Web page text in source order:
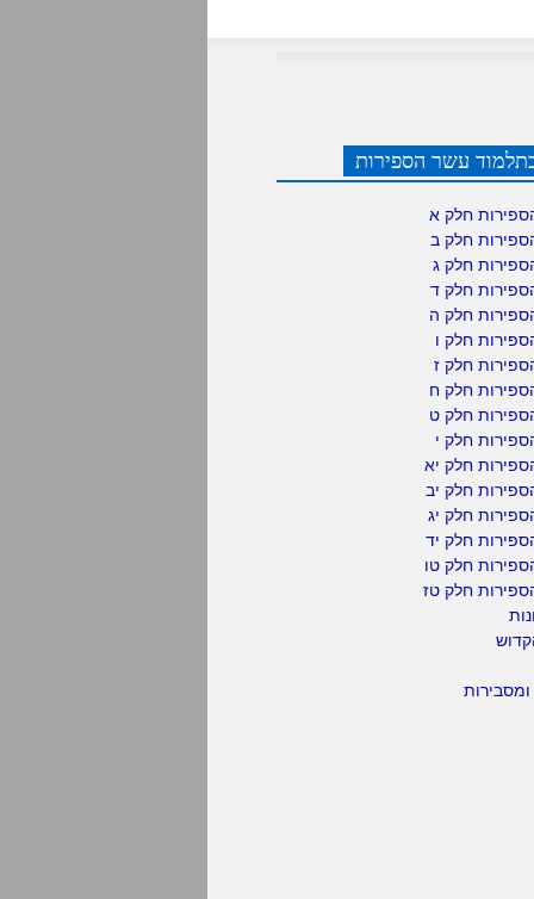
עשר הספירות
חלק א
חלק ב
חלק ג
חלק ד
חלק ה
חלק ו
חלק ז
חלק ח
חלק ט
חלק י
חלק יא
חלק יב
חלק יג
חלק יד
חלק טו
חלק טז